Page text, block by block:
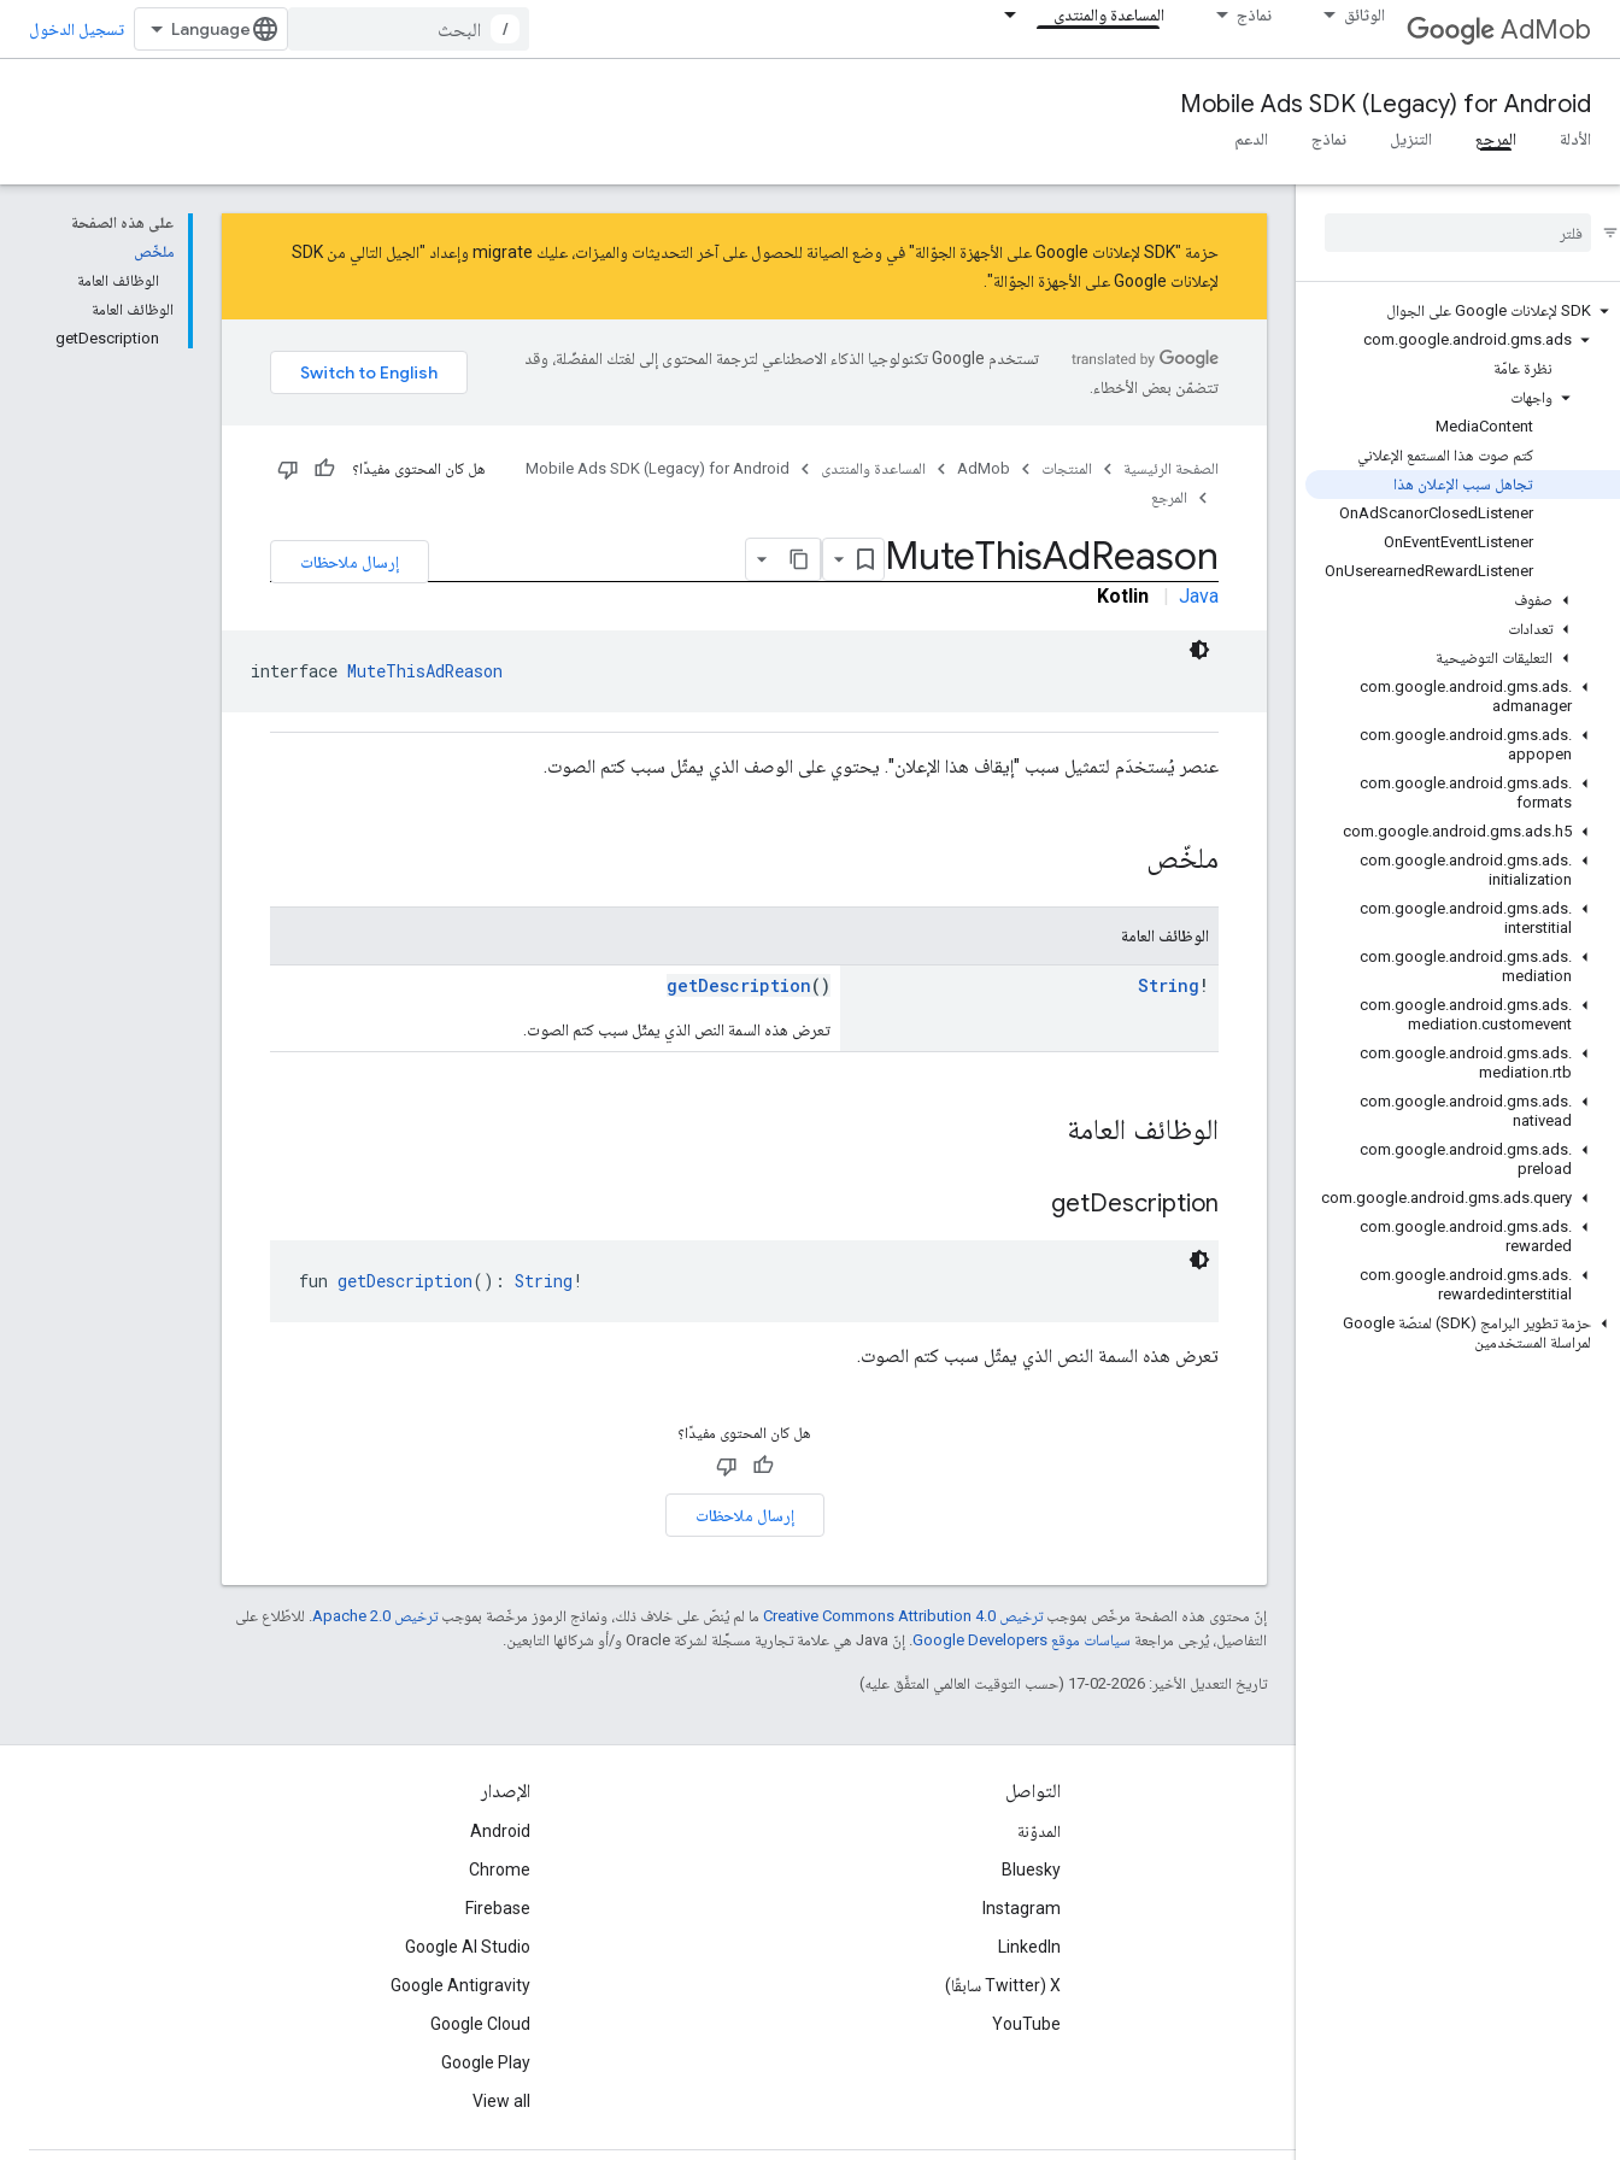
AdMob الوثائق نماذج المساعدة والمنتدى
/ تسجيل الدخول
Mobile Ads SDK (Legacy) for Android
الأدلة المرجع التنزيل نماذج الدعم
SDK لإعلانات Google على الجوال
com.google.android .gms.ads
نظرة عامّة
واجهات
MediaContent
كتم صوت هذا المستمع الإعلاني
تجاهل سبب الإعلان هذا
OnAdScanorClosedListener
OnEventEventListener
OnUserearnedRewardListener
صفوف
تعدادات
التعليقات التوضيحية
com.google.android .gms.ads.
admanager
com.google.android .gms.ads.
appopen
com.google.android .gms.ads.
formats
com.google.android .gms.ads.h5
com.google.android .gms.ads.
initialization
com.google.android .gms.ads.
interstitial
com.google.android .gms.ads.
mediation
com.google.android .gms.ads.
mediation.customevent
com.google.android .gms.ads.
mediation.rtb
com.google.android .gms.ads.
nativead
com.google.android .gms.ads.
preload
com.google.android .gms.ads.query
com.google.android .gms.ads.
rewarded
com.google.android .gms.ads.
rewardedinterstitial
حزمة تطوير البرامج (SDK) لمنصّة Google
لمراسلة المستخدمين
على هذه الصفحة
ملخّص
الوظائف العامة
الوظائف العامة
getDescription
حزمة "SDK لإعلانات Google على الأجهزة الجوّالة" في وضع الصيانة للحصول على آخر التحديثات والميزات، عليك migrate و
إعداد "الجيل التالي من SDK
لإعلانات Google على الأجهزة الجوّالة"
تستخدم Google تكنولوجيا الذكاء الاصطناعي لترجمة المحتوى إلى لغتك المفضّلة، وقد
تتضمّن بعض الأخطاء.
الصفحة الرئيسية المنتجات AdMob المساعدة والمنتدى
Mobile Ads SDK (Legacy) for Android
المرجع
هل كان المحتوى مفيدًا؟
إرسال ملاحظات MuteThisAdReason
Kotlin | Java
interface MuteThisAdReason
عنصر يُستخدَم لتمثيل سبب "إيقاف هذا الإعلان". يحتوي على الوصف الذي يمثّل سبب كتم الصوت.
ملخّص
الوظائف العامة
String !
getDescription()
تعرض هذه السمة النص الذي يمثّل سبب كتم الصوت.
الوظائف العامة
getDescription
fun getDescription(): String !
تعرض هذه السمة النص الذي يمثّل سبب كتم الصوت.
هل كان المحتوى مفيدًا؟
إرسال ملاحظات
إنّ محتوى هذه الصفحة مرخّص بموجبترخيص Creative Commons Attribution 4.0‏ ما لم يُنصّ على خلاف ذلك، ونماذج الرموز مرخّصة بموجبترخيص Apache 2.0‏
. للاطّلاع على
التفاصيل، يُرجى مراجعة سياسات موقع Google Developers‏ . إنّ Java هي علامة تجارية مسجَّلة لشركة Oracle و/أو شركائها التابعين.
تاريخ التعديل الأخير: 2026-02-17 (حسب التوقيت العالمي المتفَّق عليه)
التواصل
المدوّنة
Bluesky
Instagram
LinkedIn
‫X ‏(Twitter سابقًا)
YouTube
الإصدار
Android
Chrome
Firebase
Google AI Studio
Google Antigravity
Google Cloud
Google Play
View all